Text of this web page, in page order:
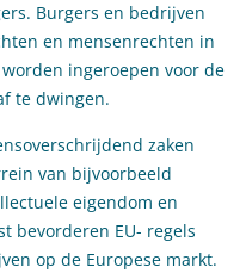
Burgers en bedrijven
en mensenrechten in
ingeroepen voor de
te dwingen.
zaken
van bijvoorbeeld
eigendom en
bevorderen EU- regels
op de Europese markt.